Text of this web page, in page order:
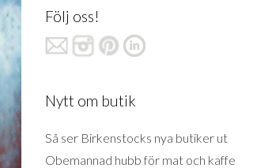
Följ oss!
Nytt om butik
Så ser Birkenstocks nya butiker ut
Obemannad hubb för mat och kaffe